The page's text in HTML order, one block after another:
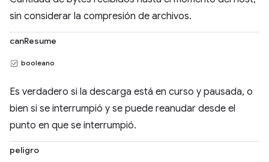
sin considerar la compresión de archivos.
canResume
booleano
Es verdadero si la descarga está en curso y pausada, o
bien si se interrumpió y se puede reanudar desde el
punto en que se interrumpió.
peligro